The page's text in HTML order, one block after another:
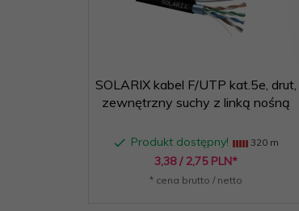
SOLARIX kabel F/UTP kat.5e, drut,
zewnętrzny suchy z linką nośną
Produkt dostępny! 320 m
3,38 / 2,75 PLN*
* cena brutto / netto